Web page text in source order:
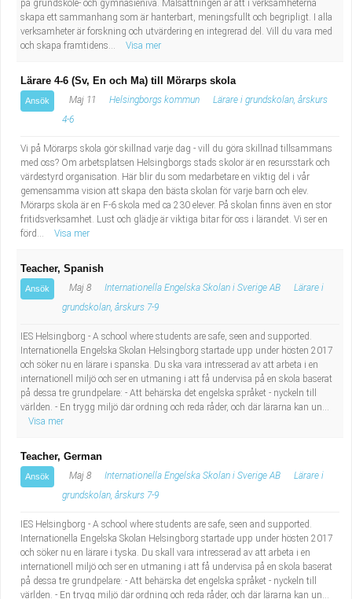
på grundskole- och gymnasienivå. Målsättningen är att i verksamheterna
skapa ett sammanhang som är hanterbart, meningsfullt och begripligt. I alla
verksamheter är forskning och utvärdering en integrerad del. Vill du vara med
och skapa framtidens...
Visa mer
Lärare 4-6 (Sv, En och Ma) till Mörarps skola
Ansök Maj 11 Helsingborgs kommun
Lärare i grundskolan, årskurs
4-6
Vi på Mörarps skola gör skillnad varje dag - vill du göra skillnad tillsammans
med oss? Om arbetsplatsen Helsingborgs stads skolor är en resursstark och
värdestyrd organisation. Här blir du som medarbetare en viktig del i vår
gemensamma vision att skapa den bästa skolan för varje barn och elev.
Mörarps skola är en F-6 skola med ca 230 elever. På skolan finns även en stor
fritidsverksamhet. Lust och glädje är viktiga bitar för oss i lärandet. Vi ser en
förd...
Visa mer
Teacher, Spanish
Ansök Maj 8 Internationella Engelska Skolan i Sverige AB
Lärare i
grundskolan, årskurs 7-9
IES Helsingborg - A school where students are safe, seen and supported.
Internationella Engelska Skolan Helsingborg startade upp under hösten 2017
och söker nu en lärare i spanska. Du ska vara intresserad av att arbeta i en
internationell miljö och ser en utmaning i att få undervisa på en skola baserat
på dessa tre grundpelare: - Att behärska det engelska språket - nyckeln till
världen. - En trygg miljö där ordning och reda råder, och där lärarna kan un...
Visa mer
Teacher, German
Ansök Maj 8 Internationella Engelska Skolan i Sverige AB
Lärare i
grundskolan, årskurs 7-9
IES Helsingborg - A school where students are safe, seen and supported.
Internationella Engelska Skolan Helsingborg startade upp under hösten 2017
och söker nu en lärare i tyska. Du skall vara intresserad av att arbeta i en
internationell miljö och ser en utmaning i att få undervisa på en skola baserat
på dessa tre grundpelare: - Att behärska det engelska språket - nyckeln till
världen. - En trygg miljö där ordning och reda råder, och där lärarna kan un...